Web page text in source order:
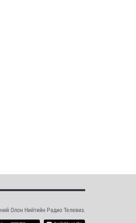
Олон Нийтийн Радио Телевиз.